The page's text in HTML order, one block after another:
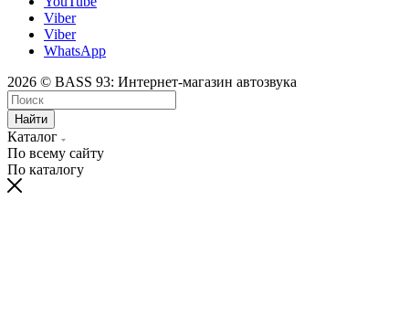
Viber
Viber
WhatsApp
2026 © BASS 93: Интернет-магазин автозвука
Найти
Каталог
По всему сайту
По каталогу